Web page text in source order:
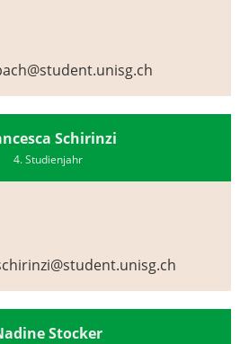
Schirinzi
4. Studienjahr
Stocker